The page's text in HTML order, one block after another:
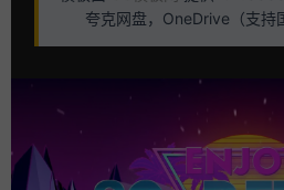
夸克网盘，OneDrive（支持